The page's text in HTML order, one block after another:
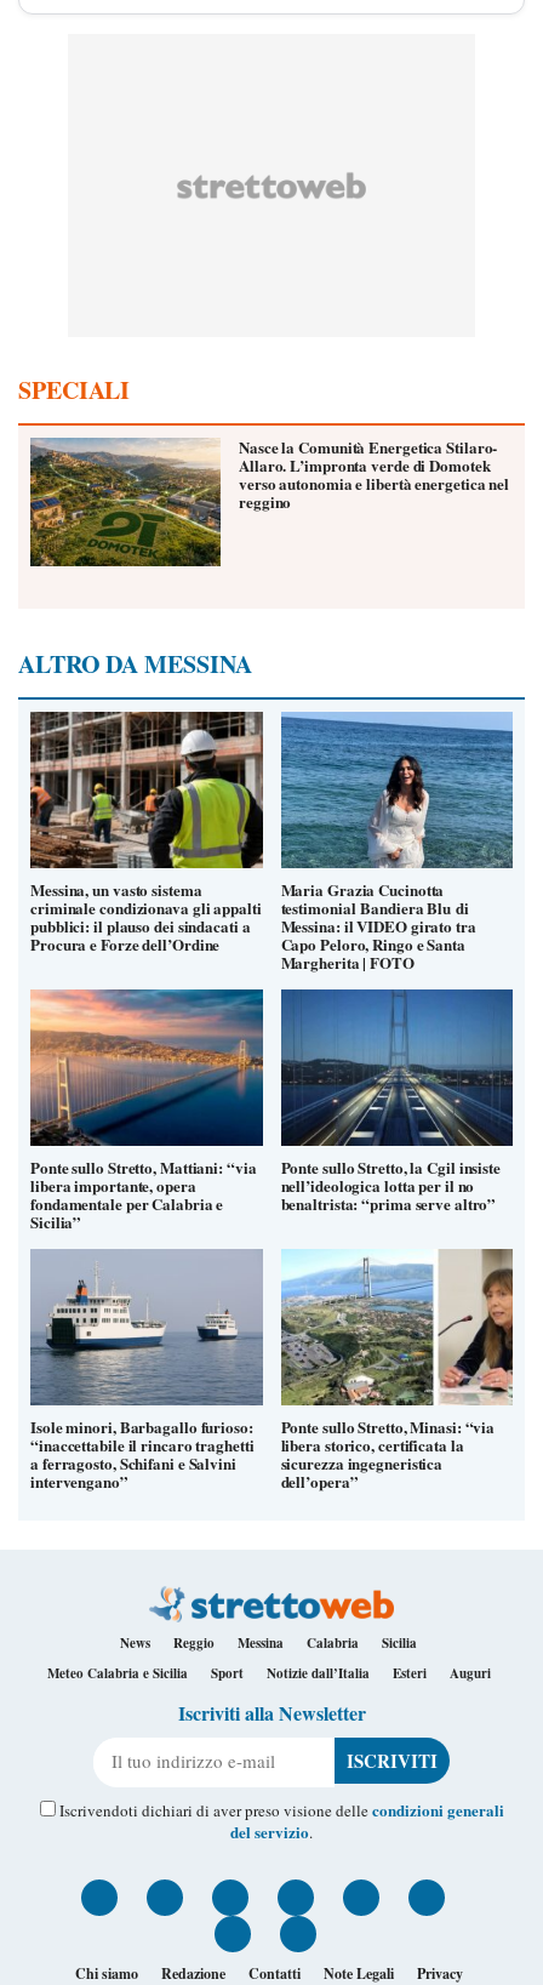
SPECIALI
Nasce la Comunità Energetica Stilaro-
Allaro. L’impronta verde di Domotek
verso autonomia e libertà energetica nel
reggino
ALTRO DA MESSINA
Messina, un vasto sistema
criminale condizionava gli appalti
pubblici: il plauso dei sindacati a
Procura e Forze dell’Ordine
Maria Grazia Cucinotta
testimonial Bandiera Blu di
Messina: il VIDEO girato tra
Capo Peloro, Ringo e Santa
Margherita | FOTO
Ponte sullo Stretto, Mattiani: “via
libera importante, opera
fondamentale per Calabria e
Sicilia”
Ponte sullo Stretto, la Cgil insiste
nell’ideologica lotta per il no
benaltrista: “prima serve altro”
Isole minori, Barbagallo furioso:
“inaccettabile il rincaro traghetti
a ferragosto, Schifani e Salvini
intervengano”
Ponte sullo Stretto, Minasi: “via
libera storico, certificata la
sicurezza ingegneristica
dell’opera”
News Reggio Messina Calabria
Sicilia
Meteo Calabria e Sicilia
Sport Notizie dall’Italia Esteri Auguri
Iscriviti alla Newsletter
Iscrivendoti dichiari di aver preso visione dellecondizioni generali
del servizio.
Chi siamo Redazione Contatti Note Legali Privacy